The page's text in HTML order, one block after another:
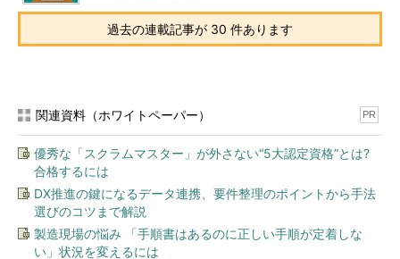
過去の連載記事が 30 件あります
関連資料（ホワイトペーパー） PR
優秀な「スクラムマスター」が外さない“5大認定資格”とは?
合格するには
DX推進の鍵になるデータ連携、要件整理のポイントから手法
選びのコツまで解説
製造現場の悩み 「手順書はあるのに正しい手順が定着しな
い」状況を変えるには